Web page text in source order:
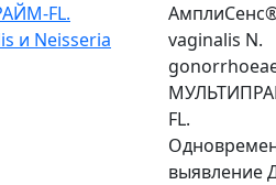
vaginalis N.
FL.
выявление